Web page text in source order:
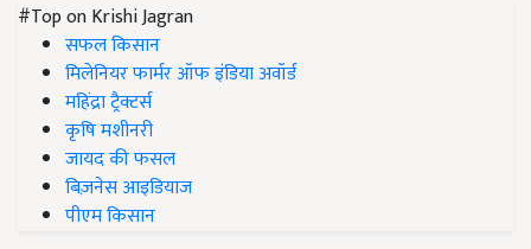
#Top on Krishi Jagran
सफल किसान
मिलेनियर फार्मर ऑफ इंडिया अवॉर्ड
महिंद्रा ट्रैक्टर्स
कृषि मशीनरी
जायद की फसल
बिज़नेस आइडियाज
पीएम किसान